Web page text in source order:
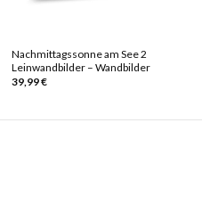
Nachmittagssonne am See 2
Leinwandbilder – Wandbilder
39,99€